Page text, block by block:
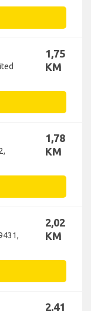
1,75
KM
1,78
KM
2,02
KM
2,41